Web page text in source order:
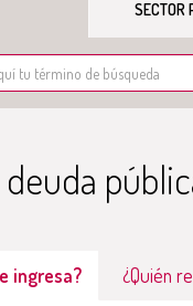
SECTOR
ingresa? ¿Quién